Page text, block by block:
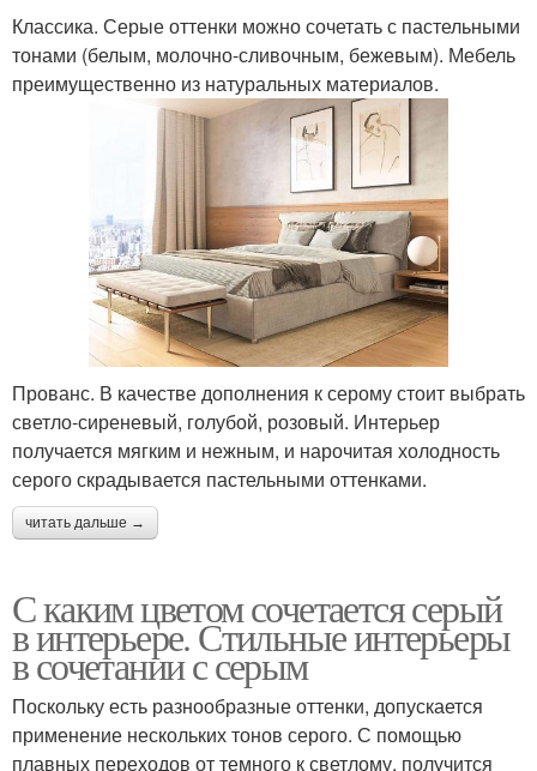
Классика. Серые оттенки можно сочетать с пастельными
тонами (белым, молочно-сливочным, бежевым). Мебель
преимущественно из натуральных материалов.
Прованс. В качестве дополнения к серому стоит выбрать
светло-сиреневый, голубой, розовый. Интерьер
получается мягким и нежным, и нарочитая холодность
серого скрадывается пастельными оттенками.
читать дальше →
С каким цветом сочетается серый
в интерьере. Стильные интерьеры
в сочетании с серым
Поскольку есть разнообразные оттенки, допускается
применение нескольких тонов серого. С помощью
плавных переходов от темного к светлому, получится